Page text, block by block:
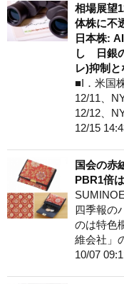
相場展望
体株に不
日本株:
し 日銀
レ)抑制
■I．米国
12/11、
12/12、
12/15
国会の赤
PBR1倍
四季報の
のは特色
維会社」
10/07